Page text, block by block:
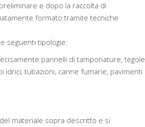
e dopo la raccolta di
formato tramite tecniche
seguenti tipologie:
pannelli di tamponature, tegole
tubazioni, canne fumarie, pavimenti
materiale sopra descritto e si